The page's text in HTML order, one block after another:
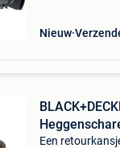
Nieuw
Een